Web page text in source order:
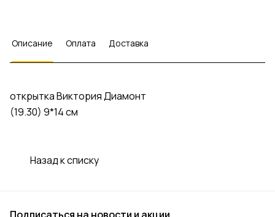
Описание Оплата Доставка
открытка Виктория Диамонт
(19.30) 9*14 см
Назад к списку